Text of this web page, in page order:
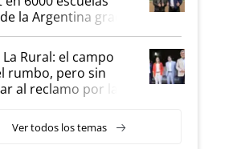
la Argentina gracias
con Starlink
Rural: el campo
rumbo, pero sin
al reclamo por las
Ver todos los temas